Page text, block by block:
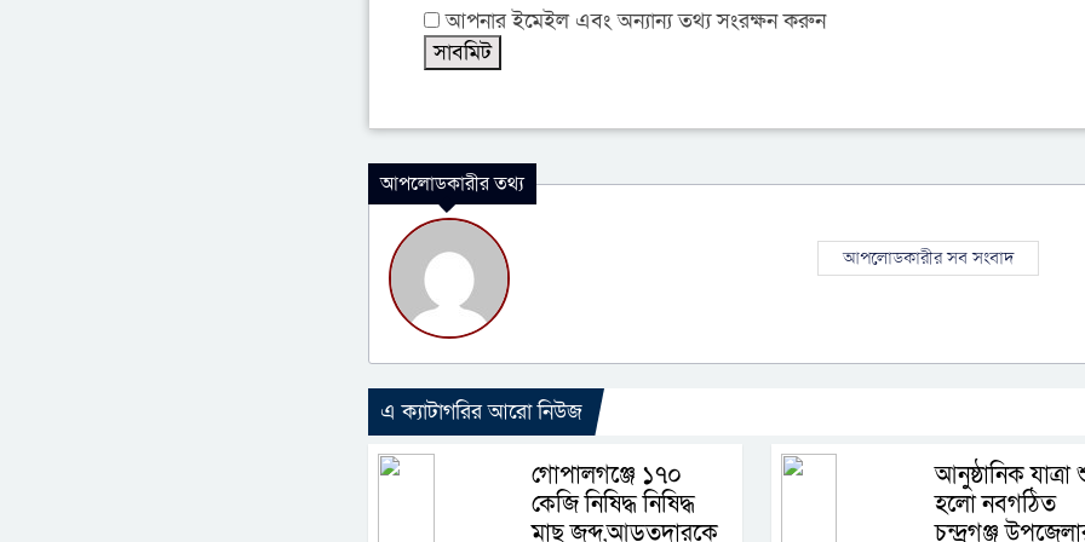
আপনার ইমেইল এবং অন্যান্য তথ্য সংরক্ষন করুন
আপলোডকারীর তথ্য
আপলোডকারীর সব সংবাদ
এ ক্যাটাগরির আরো নিউজ
গোপালগঞ্জে ১৭০
কেজি নিষিদ্ধ নিষিদ্ধ
মাছ জব্দ,আড়তদারকে
আনুষ্ঠানিক
হলো নবগঠিত
চন্দ্রগঞ্জ